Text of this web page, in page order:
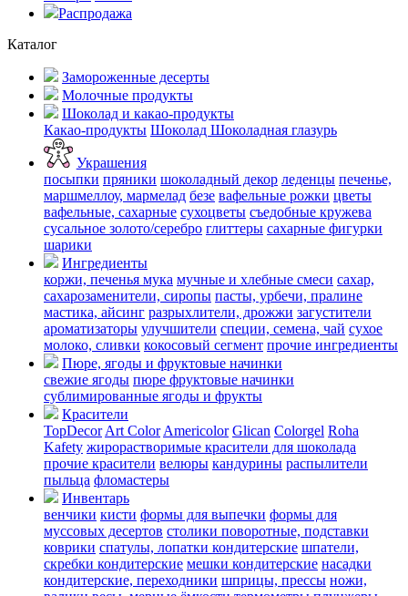
Распродажа
Каталог
Замороженные десерты
Молочные продукты
Шоколад и какао-продукты
Какао-продукты Шоколад Шоколадная глазурь
Украшения
посыпки пряники шоколадный декор леденцы печенье,
маршмеллоу, мармелад безе вафельные рожки цветы
вафельные, сахарные сухоцветы съедобные кружева
сусальное золото/серебро глиттеры сахарные фигурки
шарики
Ингредиенты
коржи, печенья мука мучные и хлебные смеси сахар,
сахарозаменители, сиропы пасты, урбечи, пралине
мастика, айсинг разрыхлители, дрожжи загустители
ароматизаторы улучшители специи, семена, чай сухое
молоко, сливки кокосовый сегмент прочие ингредиенты
Пюре, ягоды и фруктовые начинки
свежие ягоды пюре фруктовые начинки
сублимированные ягоды и фрукты
Красители
TopDecor Art Color Americolor Glican Colorgel Roha
Kafety жирорастворимые красители для шоколада
прочие красители велюры кандурины распылители
пыльца фломастеры
Инвентарь
венчики кисти формы для выпечки формы для
муссовых десертов столики поворотные, подставки
коврики cпатулы, лопатки кондитерские шпатели,
скребки кондитерские мешки кондитерские насадки
кондитерские, переходники шприцы, прессы ножи,